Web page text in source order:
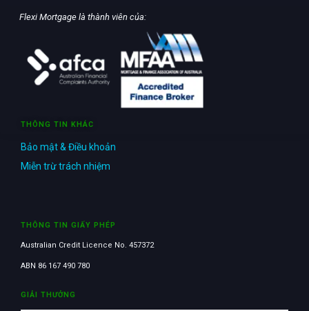
THÔNG TIN GIẤY PHÉP
Australian Credit Licence No. 457372
ABN 86 167 490 780
GIẢI THƯỞNG
THÔNG TIN KHÁC
Bảo mật & Điều khoản
Miễn trừ trách nhiệm
Flexi Mortgage là thành viên của: